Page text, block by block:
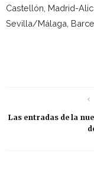
Castellón, Madrid-
Sevilla/Málaga,
Las entradas de la